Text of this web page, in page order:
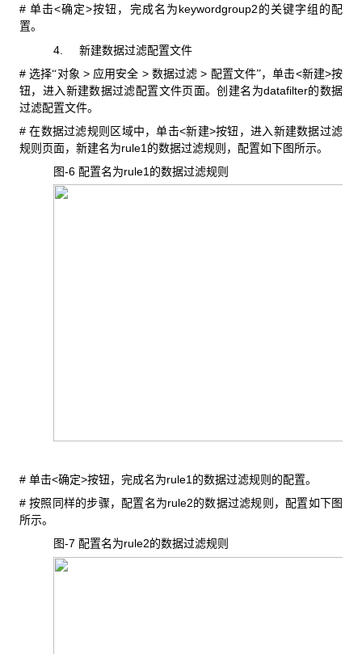
#单击<确定>按钮，完成名为 keywordgroup2 的关键字组的配
置。
4. 新建数据过滤配置文件
#选择“对象 > 应用安全 > 数据过滤 > 配置文件”，单击<新建>按
钮，进入新建数据过滤配置文件页面。创建名为datafilter的数据
过滤配置文件。
#在数据过滤规则区域中，单击<新建>按钮，进入新建数据过滤
规则页面，新建名为rule1 的数据过滤规则，配置如下图所示。
图-6 配置名为rule1的数据过滤规则
# 单击<确定>按钮，完成名为rule1的数据过滤规则的配置。
#按照同样的步骤，配置名为rule2的数据过滤规则，配置如下图
所示。
图-7 配置名为rule2的数据过滤规则